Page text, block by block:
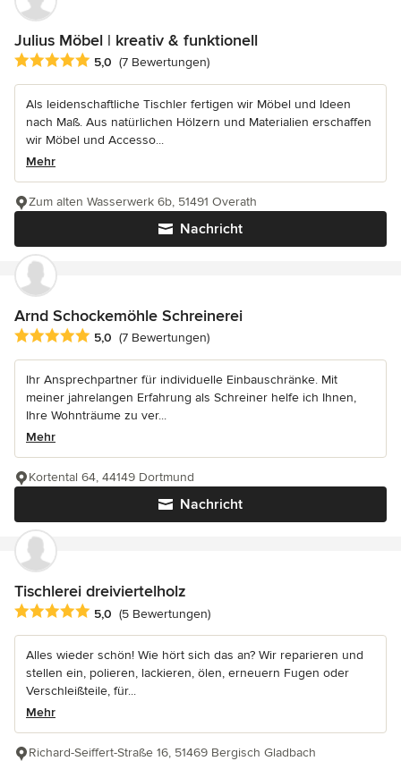
Julius Möbel | kreativ & funktionell
Durchschnittliche Bewertung: 5 von 5 Sternen
5,0 (7 Bewertungen)
Als leidenschaftliche Tischler fertigen wir Möbel und Ideen
nach Maß. Aus natürlichen Hölzern und Materialien erschaffen
wir Möbel und Accesso...
Mehr
Nachricht
Zum alten Wasserwerk 6b, 51491 Overath
Arnd Schockemöhle Schreinerei
Durchschnittliche Bewertung: 5 von 5 Sternen
5,0 (7 Bewertungen)
Ihr Ansprechpartner für individuelle Einbauschränke. Mit
meiner jahrelangen Erfahrung als Schreiner helfe ich Ihnen,
Ihre Wohnträume zu ver...
Mehr
Nachricht
Kortental 64, 44149 Dortmund
Tischlerei dreiviertelholz
Durchschnittliche Bewertung: 5 von 5 Sternen
5,0 (5 Bewertungen)
Alles wieder schön! Wie hört sich das an? Wir reparieren und
stellen ein, polieren, lackieren, ölen, erneuern Fugen oder
Verschleißteile, für...
Mehr
Richard-Seiffert-Straße 16, 51469 Bergisch Gladbach